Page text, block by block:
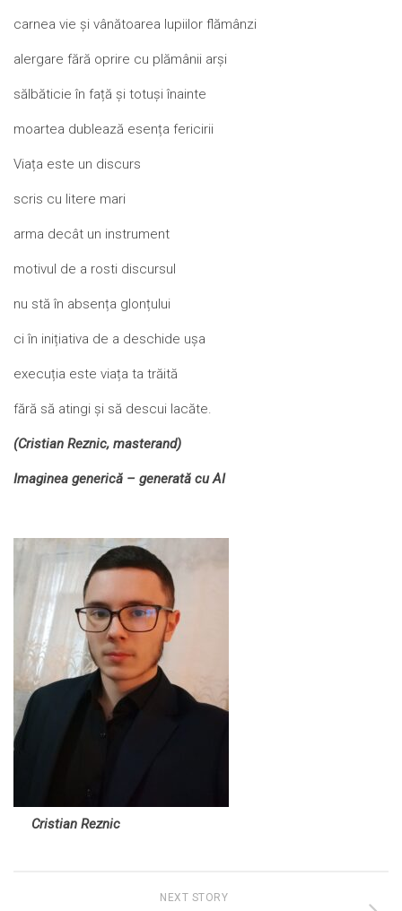
carnea vie și vânătoarea lupiilor flămânzi
alergare fără oprire cu plămânii arși
sălbăticie în față și totuși înainte
moartea dublează esența fericirii
Viața este un discurs
scris cu litere mari
arma decât un instrument
motivul de a rosti discursul
nu stă în absența glonțului
ci în inițiativa de a deschide ușa
execuția este viața ta trăită
fără să atingi și să descui lacăte.
(Cristian Reznic, masterand)
Imaginea generică – generată cu AI
Cristian Reznic
NEXT STORY